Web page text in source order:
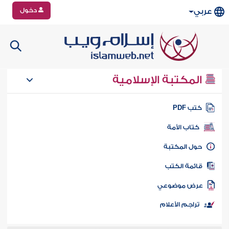
عربي دخول
المكتبة الإسلامية
كتب PDF
كتاب الأمة
المكتبة
الكتب
موضوعي